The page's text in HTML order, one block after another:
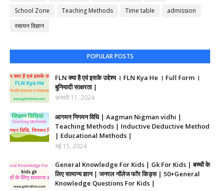
School Zone
Teaching Methods Time table
admission
रसायन विज्ञान
POPULAR POSTS
FLN क्या है एवं इसके उद्देश्य । FLN Kya He । Full Form ।
बुनियादी साक्षरता |
फ़रवरी 11, 2024
आगमन निगमन विधि | Aagman Nigman vidhi |
Teaching Methods | Inductive Deductive Method
| Educational Methods |
मई 15, 2024
General Knowledge For Kids | Gk For Kids | बच्चों के
लिए सामान्य ज्ञान | जनरल नॉलेज फॉर किड्स | 50+General
Knowledge Questions For Kids |